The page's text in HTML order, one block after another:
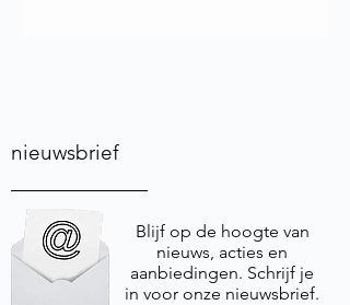
nieuwsbrief
Blijf op de hoogte van
nieuws, acties en
aanbiedingen. Schrijf je
in voor onze nieuwsbrief.